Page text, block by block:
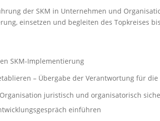
der SKM in Unternehmen und
einsetzen und begleiten des Topkreises
SKM-Implementierung
– Übergabe der Verantwortung für die
juristisch und organisatorisch
einführen